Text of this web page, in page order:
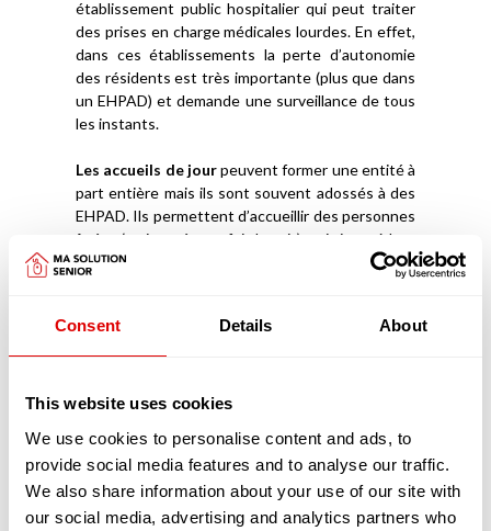
Consent Details About
This website uses cookies
We use cookies to personalise content and ads, to
provide social media features and to analyse our traffic.
We also share information about your use of our site with
our social media, advertising and analytics partners who
établissement public hospitalier qui peut traiter
des prises en charge médicales lourdes. En effet,
dans ces établissements la perte d’autonomie
des résidents est très importante (plus que dans
un EHPAD) et demande une surveillance de tous
les instants.
Les accueils de jourpeuvent former une entité à
part entière mais ils sont souvent adossés à des
EHPAD. Ils permettent d’accueillir des personnes
âgées (en journée, parfois la nuit), qui vivent à leur
domicile avec un Aidant Familial et de les stimuler
afin qu’elles puissent rester davantage chez elles.
l’Aidant la capacité de souffler, de reprendre des
forces et d’être mieux armé et accompagné pour
Les pathologies liées au vieillissement prises
en charge dans les EHPAD
Les pathologies liées au vieillissement sont